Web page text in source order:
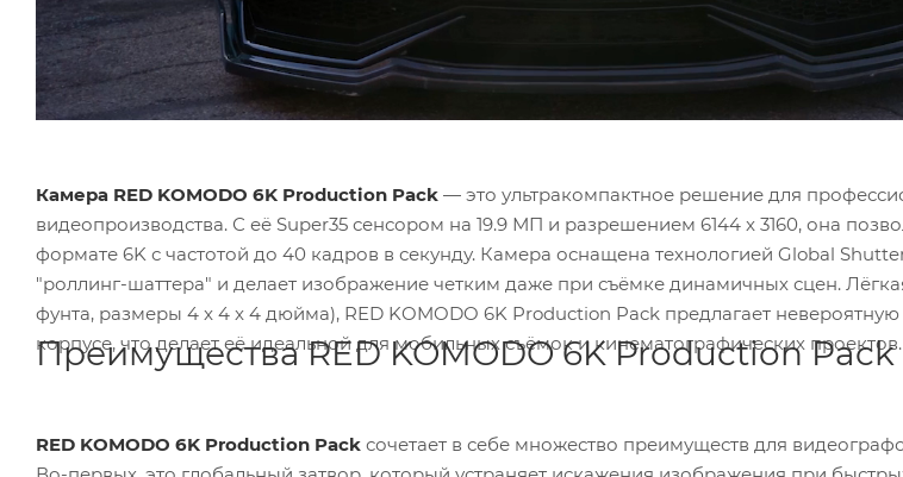
Камера RED KOMODO 6K Production Pack — это ультракомпактное решение для профессионалов
видеопроизводства. С её Super35 сенсором на 19.9 МП и разрешением 6144 x 3160, она позволяет записывать видео в
формате 6K с частотой до 40 кадров в секунду. Камера оснащена технологией Global Shutter, что устраняет эффект
"роллинг-шаттера" и делает изображение четким даже при съёмке динамичных сцен. Лёгкая и компактная (вес 2.1
фунта, размеры 4 x 4 x 4 дюйма), RED KOMODO 6K Production Pack предлагает невероятную мощь в компактном
корпусе, что делает её идеальной для мобильных съёмок и кинематографических проектов.
Преимущества RED KOMODO 6K Production Pack
RED KOMODO 6K Production Pack сочетает в себе множество преимуществ для видеографов и кинематографистов.